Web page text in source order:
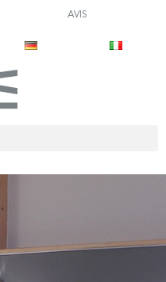
AVIS